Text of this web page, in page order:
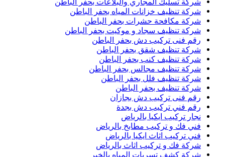
شركة تسليك المجاري والبلاعات بحفر الباطن
شركة تنظيف خزانات المياه بحفر الباطن
شركة مكافحة حشرات بحفر الباطن
شركة تنظيف سجاد و موكيت بحفر الباطن
رقم فنى تركيب دش بحفر الباطن
شركة تنظيف شقق بحفر الباطن
شركة تنظيف كنب بحفر الباطن
شركة تنظيف مجالس بحفر الباطن
شركة تنظيف فلل بحفر الباطن
شركة تنظيف بحفر الباطن
رقم فنى تركيب دش بجازان
رقم فني تركيب دش بجدة
نجار تركيب ايكيا بالرياض
فني فك و تركيب مطابخ بالرياض
فني تركيب اثاث ايكيا بالرياض
شركة فك و تركيب اثاث بالرياض
شركة كشف تسربات المياه بالخبر